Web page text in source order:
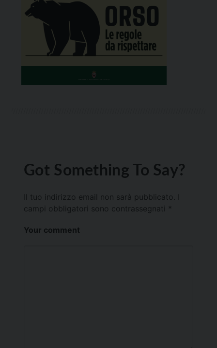
Got Something To Say?
Il tuo indirizzo email non sarà pubblicato.
campi obbligatori sono contrassegnati *
Your comment